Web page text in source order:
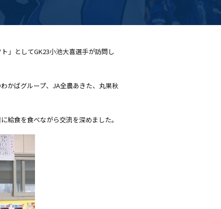
」としてGK23小池大喜選手が訪問し
かばグループ、JA全農あきた、丸果秋
給食を食べながら交流を深めました。